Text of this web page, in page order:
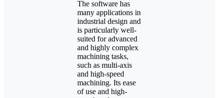
The software has
many applications in
industrial design and
is particularly well-
suited for advanced
and highly complex
machining tasks,
such as multi-axis
and high-speed
machining. Its ease
of use and high-